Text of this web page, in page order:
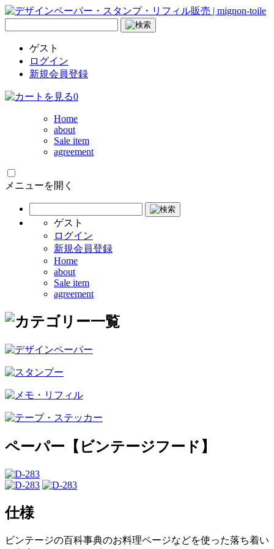
ゲスト
ログイン
新規会員登録
0
Home
about
Sale item
agreement
メニューを開く
ゲスト
ログイン
新規会員登録
Home
about
Sale item
agreement
ペーパー【ビンテージフード】
仕様
ビンテージの百科事典のお料理ページなどを使った落ち着い